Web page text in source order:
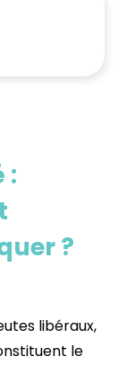
:
?
libéraux,
le